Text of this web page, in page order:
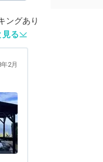
ングあり
見る
2月